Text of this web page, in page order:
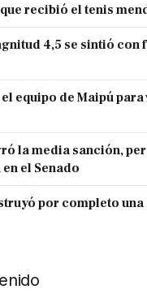
recibió el tenis
4,5 se sintió con
equipo de Maipú
la media sanción,
el Senado
por completo una